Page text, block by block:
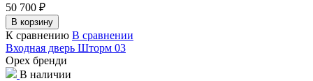
50 700 ₽
В корзину
К сравнению В сравнении
Входная дверь Шторм 03
Орех бренди
В наличии